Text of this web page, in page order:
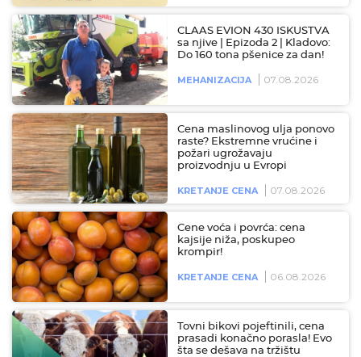
CLAAS EVION 430 ISKUSTVA
sa njive | Epizoda 2 | Kladovo:
Do 160 tona pšenice za dan!
MEHANIZACIJA 07.08.2026
Cena maslinovog ulja ponovo
raste? Ekstremne vrućine i
požari ugrožavaju
proizvodnju u Evropi
KRETANJE CENA 07.08.2026
Cene voća i povrća: cena
kajsije niža, poskupeo
krompir!
KRETANJE CENA 06.08.2026
Tovni bikovi pojeftinili, cena
prasadi konačno porasla! Evo
šta se dešava na tržištu